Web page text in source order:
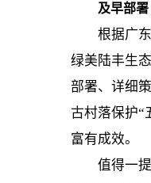
及早部
根据广
绿美陆丰生
部署、详细
古村落保护“
富有成效。
值得一